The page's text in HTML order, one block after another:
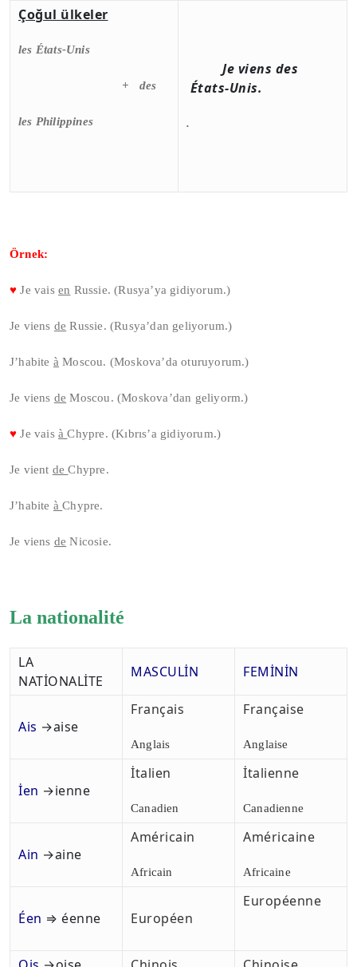
Çoğul ülkeler
les États-Unis
+ des
les Philippines
Je viens des
États-Unis.
.
Örnek:
♥ Je vaisen Russie. (Rusya’ya gidiyorum.)
Je viens de Russie. (Rusya’dan geliyorum.)
J’habite à Moscou. (Moskova’da oturuyorum.)
Je viens de Moscou. (Moskova’dan geliyorm.)
♥ Je vaisàChypre. (Kıbrıs’a gidiyorum.)
Je vient deChypre.
J’habite àChypre.
Je viens de Nicosie.
La nationalité
LA
NATİONALİTE
MASCULİN FEMİNİN
Ais →aise
Français
Anglais
Française
Anglaise
İen →ienne
İtalien
Canadien
İtalienne
Canadienne
Ain →aine
Américain
Africain
Américaine
Africaine
Éen ⇒ éenne Européen
Européenne